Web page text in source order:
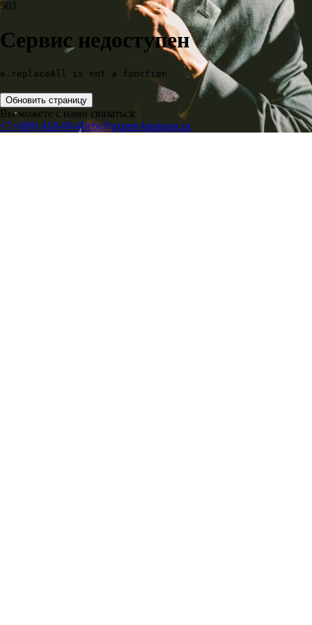
503
Сервис недоступен
e.replaceAll is not a function
Обновить страницу
Вы можете с нами связаться:
+7 (499) 418-00-40ebr@expert-business.ru